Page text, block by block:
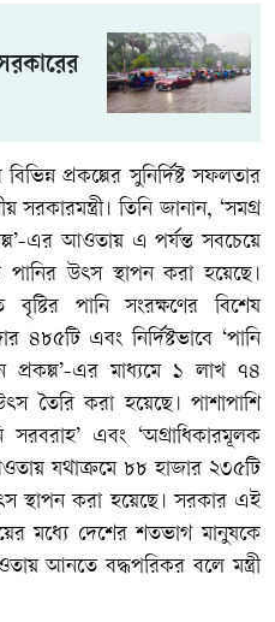
প্রকল্পের সুনির্দিষ্ট সফলতার
তিনি জানান, ‘সমগ্র
এর আওতায় এ পর্যন্ত সবচেয়ে
উৎস স্থাপন করা হয়েছে।
পানি সংরক্ষণের বিশেষ
৪৮৫টি এবং নির্দিষ্টভাবে ‘পানি
প্রকল্প’-এর মাধ্যমে ১ লাখ ৭৪
তৈরি করা হয়েছে। পাশাপাশি
সরবরাহ’ এবং ‘অগ্রাধিকারমূলক
যথাক্রমে ৮৮ হাজার ২৩৫টি
স্থাপন করা হয়েছে। সরকার এই
মধ্যে দেশের শতভাগ মানুষকে
আনতে বদ্ধপরিকর বলে মন্ত্রী